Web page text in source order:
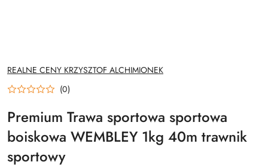
NAZWA
PRODUCENTA:
REALNE CENY KRZYSZTOF ALCHIMIONEK
(0)
Premium Trawa sportowa sportowa
boiskowa WEMBLEY 1kg 40m trawnik
sportowy